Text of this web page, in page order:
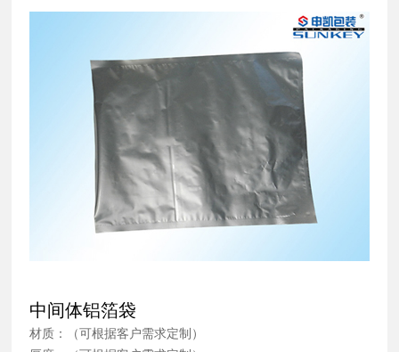
中间体铝箔袋
材质：（可根据客户需求定制）